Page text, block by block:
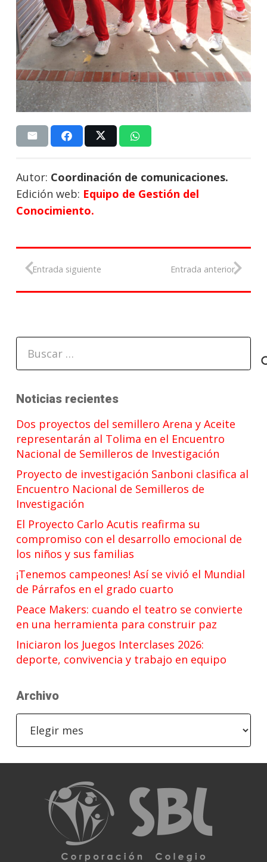
Autor: Coordinación de comunicaciones.
Edición web: Equipo de Gestión del
Conocimiento.
Entrada siguiente Entrada anterior
Noticias recientes
Dos proyectos del semillero Arena y Aceite
representarán al Tolima en el Encuentro
Nacional de Semilleros de Investigación
Proyecto de investigación Sanboni clasifica al
Encuentro Nacional de Semilleros de
Investigación
El Proyecto Carlo Acutis reafirma su
compromiso con el desarrollo emocional de
los niños y sus familias
¡Tenemos campeones! Así se vivió el Mundial
de Párrafos en el grado cuarto
Peace Makers: cuando el teatro se convierte
en una herramienta para construir paz
Iniciaron los Juegos Interclases 2026:
deporte, convivencia y trabajo en equipo
Archivo